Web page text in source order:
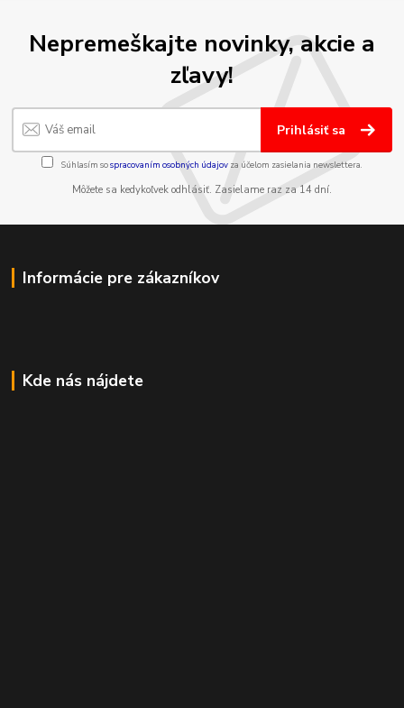
Nepremeškajte novinky, akcie a
zľavy!
Prihlásiť sa
Súhlasím sospracovaním osobných údajov za účelom zasielania newslettera.
Môžete sa kedykoľvek odhlásiť. Zasielame raz za 14 dní.
Informácie pre zákazníkov
Kde nás nájdete